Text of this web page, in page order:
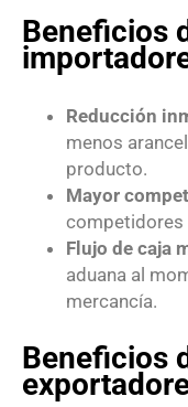
Beneficios
Reducción
menos
producto.
Mayor
competidores
Flujo de caja
aduana al
mercancía.
Beneficios